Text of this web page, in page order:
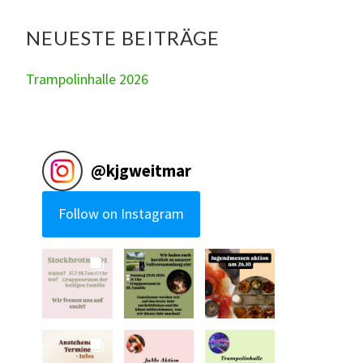
NEUESTE BEITRÄGE
Trampolinhalle 2026
@kjgweitmar
Follow on Instagram